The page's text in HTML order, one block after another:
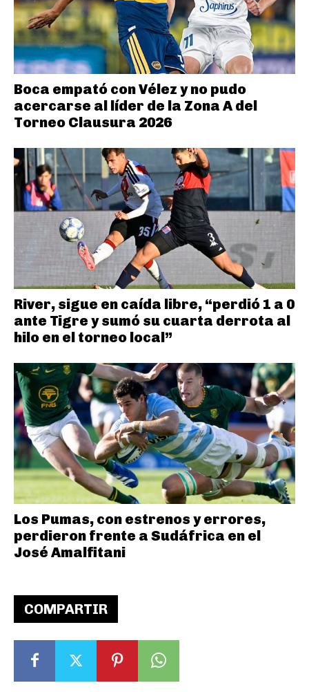
COMPARTIR
Boca empató con Vélez y no pudo
acercarse al líder de la Zona A del
Torneo Clausura 2026
River, sigue en caída libre, “perdió 1 a 0
ante Tigre y sumó su cuarta derrota al
hilo en el torneo local”
Los Pumas, con estrenos y errores,
perdieron frente a Sudáfrica en el
José Amalfitani